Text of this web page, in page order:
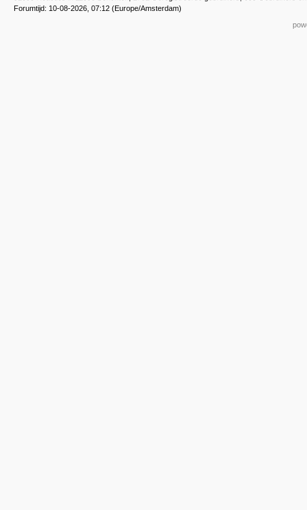
Forumtijd: 10-08-2026, 07:12 (Europe/Amsterdam)